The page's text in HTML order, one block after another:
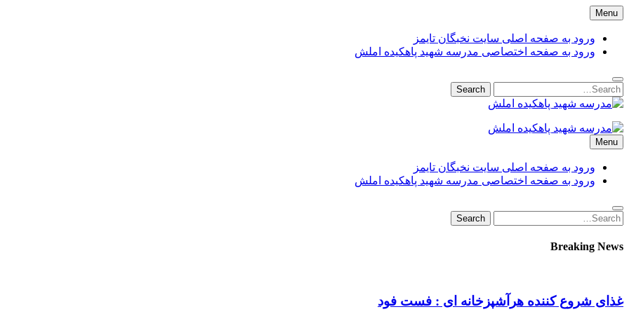
Skip
to
content
Menu
ورود به صفحه اصلی سایت نخبگان تایمز
ورود به صفحه اختصاصی مدرسه شهید پاهکیده املش
Search
for:
Search
مدرسه شهید پاهکیده املش
amlash
Menu
ورود به صفحه اصلی سایت نخبگان تایمز
ورود به صفحه اختصاصی مدرسه شهید پاهکیده املش
Search
for:
Search
Breaking News
غذای شروع کننده هرآشپزخانه ای : فست فود